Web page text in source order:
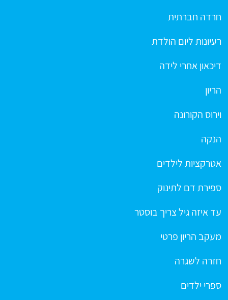
חרדה חברתית
רעיונות ליום הולדת
דיכאון אחרי לידה
הריון
וירוס הקורונה
הנקה
אטרקציות לילדים
ספירת דם לתינוק
עד איזה גיל צריך בוסטר
מעקב הריון פרטי
חזרה לשגרה
ספרי ילדים